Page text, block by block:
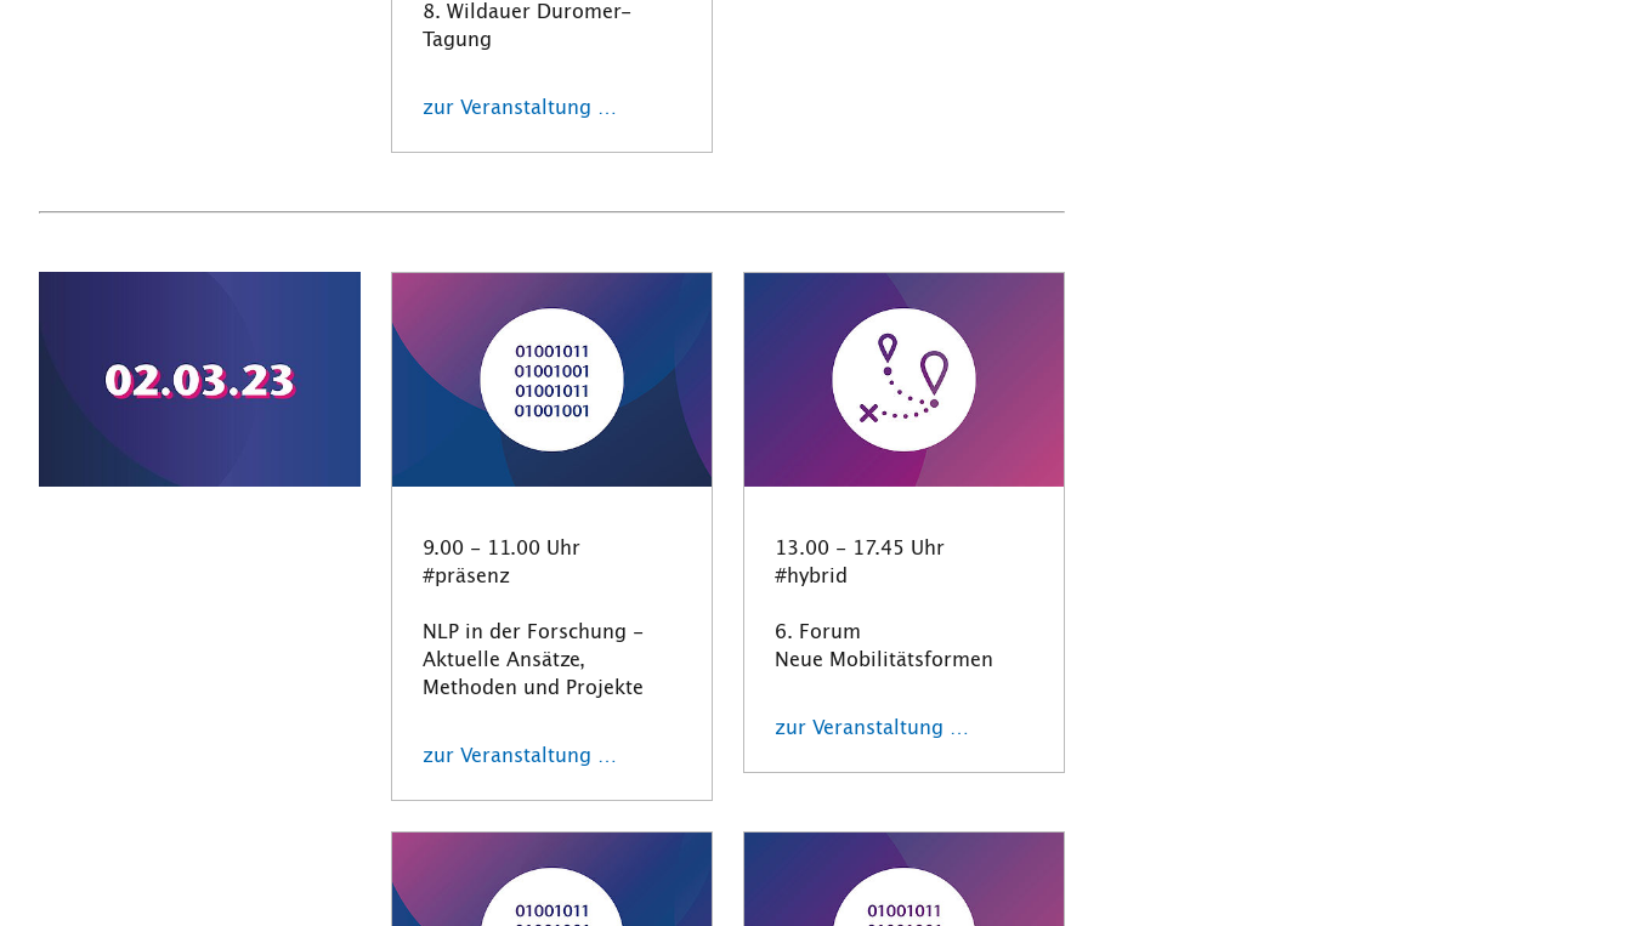
8. Wildauer Duromer-
Tagung
zur Veranstaltung …
9.00 - 11.00 Uhr
#präsenz
NLP in der Forschung -
Aktuelle Ansätze,
Methoden und Projekte
zur Veranstaltung …
13.00 - 17.45 Uhr
#hybrid
6. Forum
Neue Mobilitätsformen
zur Veranstaltung …